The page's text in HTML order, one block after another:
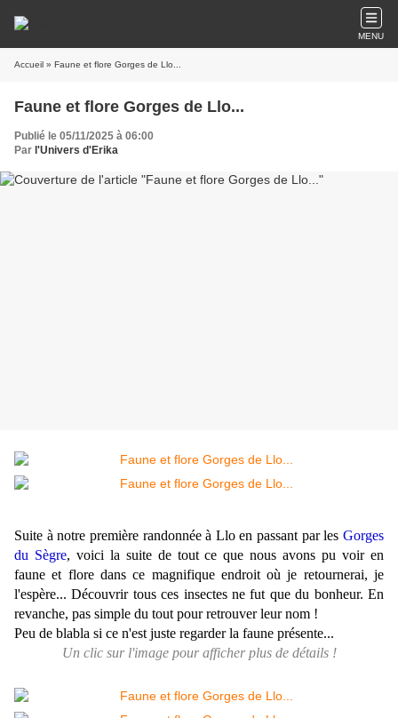
MENU
Accueil » Faune et flore Gorges de Llo...
Faune et flore Gorges de Llo...
Publié le 05/11/2025 à 06:00
Par l'Univers d'Erika
Suite à notre première randonnée à Llo en passant par les Gorges
du Sègre, voici la suite de tout ce que nous avons pu voir en
faune et flore dans ce magnifique endroit où je retournerai, je
l'espère... Découvrir tous ces insectes ne fut que du bonheur. En
revanche, pas simple du tout pour retrouver leur nom !
Peu de blabla si ce n'est juste regarder la faune présente...
Un clic sur l'image pour afficher plus de détails !